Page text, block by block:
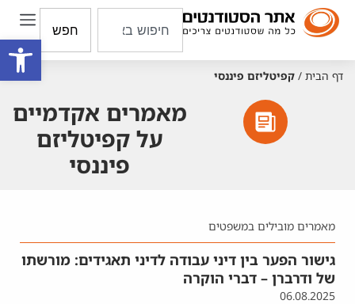
פתח
חפש
דף הבית / קפיטליזם פיננסי
מאמרים אקדמיים
על קפיטליזם
פיננסי
מאמרים מובילים במשפטים
גישור הפער בין דיני עבודה לדיני תאגידים: מורשתו
של ודרברן – דברי הוקרה
06.08.2025